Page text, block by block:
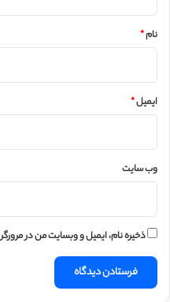
نام*
ایمیل*
وب‌ سایت
ذخیره نام، ایمیل و وبسایت من در